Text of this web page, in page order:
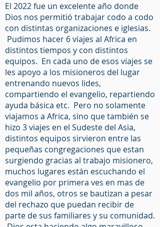
El 2022 fue un excelente año donde
Dios nos permitió trabajar codo a codo
con distintas organizaciones e iglesias.
Pudimos hacer 6 viajes al Africa en
distintos tiempos y con distintos
equipos. En cada uno de esos viajes se
les apoyo a los misioneros del lugar
entrenando nuevos lides,
compartiendo el evangelio, repartiendo
ayuda básica etc. Pero no solamente
viajamos a Africa, sino que también se
hizo 3 viajes en el Sudeste del Asia,
distintos equipos sirvieron entre las
pequeñas congregaciones que estan
surgiendo gracias al trabajo misionero,
muchos lugares están escuchando el
evangelio por primera ves en mas de
dos mil años, otros se bautizan a pesar
del rechazo que puedan recibir de
parte de sus familiares y su comunidad.